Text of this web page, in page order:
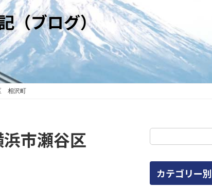
（ブログ）
相沢町
浜市瀬谷区
カテゴリー別